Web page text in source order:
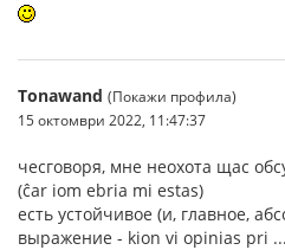
Tonawand (Покажи профила)
15 октомври 2022, 11:47:37
чесговоря, мне неохота щас
(ĉar iom ebria mi estas)
есть устойчивое (и, главное,
выражение - kion vi opinias pri